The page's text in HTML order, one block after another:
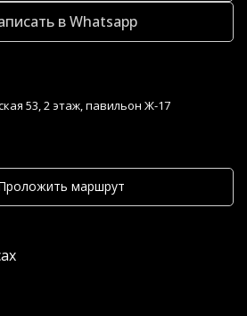
в Whatsapp
53, 2 этаж, павильон Ж-17
маршрут